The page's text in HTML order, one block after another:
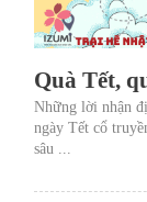
Quà Tết,
Những lời nhận
ngày Tết cổ
sâu ...